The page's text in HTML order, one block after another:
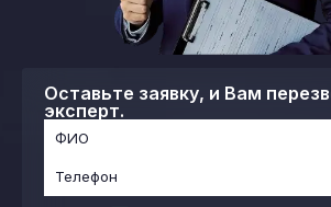
Оставьте заявку, и Вам
эксперт.